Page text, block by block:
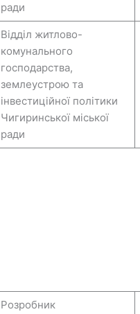
ради
Відділ житлово-
комунального
господарства,
землеустрою та
інвестиційної політики
Чигиринської міської
ради
Розробник